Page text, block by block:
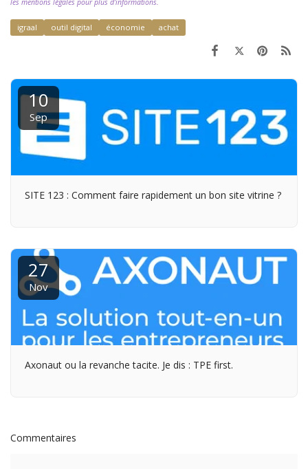
les mentions légales pour plus d'informations.
igraal outil digital économie achat
10
Sep
SITE 123 : Comment faire rapidement un bon site vitrine ?
27
Nov
Axonaut ou la revanche tacite. Je dis : TPE first.
Commentaires